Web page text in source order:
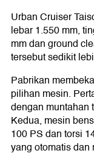
Urban Cruiser
lebar 1.550 mm,
mm dan ground
tersebut sedikit
Pabrikan
pilihan mesin.
dengan muntahan
Kedua, mesin
100 PS dan torsi
yang otomatis dan